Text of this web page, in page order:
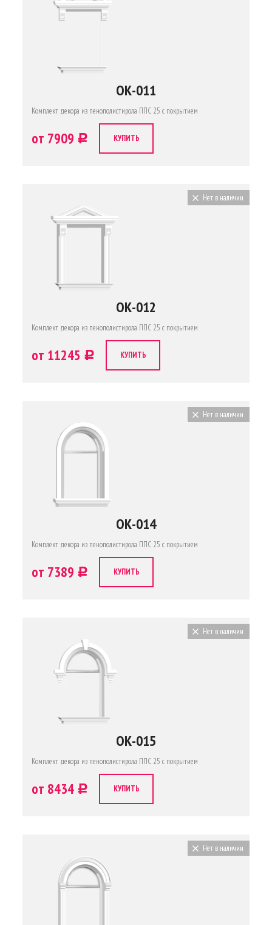
ОК-011
Комплект декора из пенополистирола ППС 25 с покрытием
от 7909 c КУПИТЬ
Нет в наличии
ОК-012
Комплект декора из пенополистирола ППС 25 с покрытием
от 11245 c КУПИТЬ
Нет в наличии
ОК-014
Комплект декора из пенополистирола ППС 25 с покрытием
от 7389 c КУПИТЬ
Нет в наличии
ОК-015
Комплект декора из пенополистирола ППС 25 с покрытием
от 8434 c КУПИТЬ
Нет в наличии